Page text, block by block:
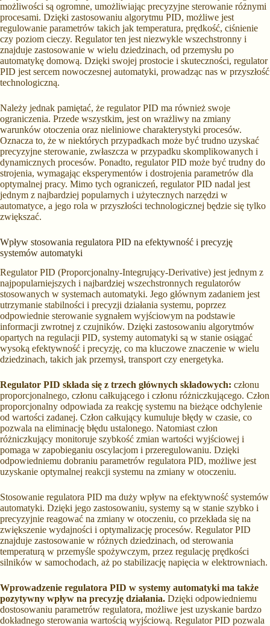
możliwości są ogromne, umożliwiając precyzyjne sterowanie różnymi
procesami. Dzięki zastosowaniu algorytmu PID, możliwe jest
regulowanie parametrów takich jak temperatura, prędkość, ciśnienie
czy poziom cieczy. Regulator ten jest niezwykle wszechstronny i
znajduje zastosowanie w wielu dziedzinach, od przemysłu po
automatykę domową. Dzięki swojej prostocie i skuteczności, regulator
PID jest sercem nowoczesnej automatyki, prowadząc nas w przyszłość
technologiczną.
Należy jednak pamiętać, że regulator PID ma również swoje
ograniczenia. Przede wszystkim, jest on wrażliwy na zmiany
warunków otoczenia oraz nieliniowe charakterystyki procesów.
Oznacza to, że w niektórych przypadkach może być trudno uzyskać
precyzyjne sterowanie, zwłaszcza w przypadku skomplikowanych i
dynamicznych procesów. Ponadto, regulator PID może być trudny do
strojenia, wymagając eksperymentów i dostrojenia parametrów dla
optymalnej pracy. Mimo tych ograniczeń, regulator PID nadal jest
jednym z najbardziej popularnych i użytecznych narzędzi w
automatyce, a jego rola w przyszłości technologicznej będzie się tylko
zwiększać.
Wpływ stosowania regulatora PID na efektywność i precyzję
systemów automatyki
Regulator PID (Proporcjonalny-Integrujący-Derivative) jest jednym z
najpopularniejszych i najbardziej wszechstronnych regulatorów
stosowanych w systemach automatyki. Jego głównym zadaniem jest
utrzymanie stabilności i precyzji działania systemu, poprzez
odpowiednie sterowanie sygnałem wyjściowym na podstawie
informacji zwrotnej z czujników. Dzięki zastosowaniu algorytmów
opartych na regulacji PID, systemy automatyki są w stanie osiągać
wysoką efektywność i precyzję, co ma kluczowe znaczenie w wielu
dziedzinach, takich jak przemysł, transport czy energetyka.
Regulator PID składa się z trzech głównych składowych: członu
proporcjonalnego, członu całkującego i członu różniczkującego. Człon
proporcjonalny odpowiada za reakcję systemu na bieżące odchylenie
od wartości zadanej. Człon całkujący kumuluje błędy w czasie, co
pozwala na eliminację błędu ustalonego. Natomiast człon
różniczkujący monitoruje szybkość zmian wartości wyjściowej i
pomaga w zapobieganiu oscylacjom i przeregulowaniu. Dzięki
odpowiedniemu dobraniu parametrów regulatora PID, możliwe jest
uzyskanie optymalnej reakcji systemu na zmiany w otoczeniu.
Stosowanie regulatora PID ma duży wpływ na efektywność systemów
automatyki. Dzięki jego zastosowaniu, systemy są w stanie szybko i
precyzyjnie reagować na zmiany w otoczeniu, co przekłada się na
zwiększenie wydajności i optymalizację procesów. Regulator PID
znajduje zastosowanie w różnych dziedzinach, od sterowania
temperaturą w przemyśle spożywczym, przez regulację prędkości
silników w samochodach, aż po stabilizację napięcia w elektrowniach.
Wprowadzenie regulatora PID w systemy automatyki ma także
pozytywny wpływ na precyzję działania. Dzięki odpowiedniemu
dostosowaniu parametrów regulatora, możliwe jest uzyskanie bardzo
dokładnego sterowania wartością wyjściową. Regulator PID pozwala